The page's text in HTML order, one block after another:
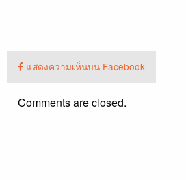
แสดงความเห็นบน Facebook
Comments are closed.